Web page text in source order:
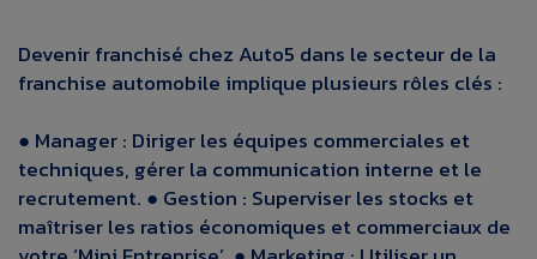
Devenir franchisé chez Auto5 dans le secteur de la
franchise automobile implique plusieurs rôles clés :
● Manager : Diriger les équipes commerciales et
techniques, gérer la communication interne et le
recrutement. ● Gestion : Superviser les stocks et
maîtriser les ratios économiques et commerciaux de